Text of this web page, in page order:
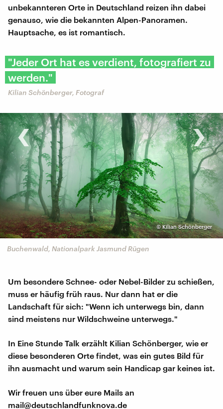
unbekannteren Orte in Deutschland reizen ihn dabei
genauso, wie die bekannten Alpen-Panoramen.
Hauptsache, es ist romantisch.
"Jeder Ort hat es verdient, fotografiert zu
werden."
Kilian Schönberger, Fotograf
©Kilian Schönberger
Buchenwald, Nationalpark Jasmund Rügen
‹ ›
Um besondere Schnee- oder Nebel-Bilder zu schießen,
muss er häufig früh raus. Nur dann hat er die
Landschaft für sich: "Wenn ich unterwegs bin, dann
sind meistens nur Wildschweine unterwegs."
In Eine Stunde Talk erzählt Kilian Schönberger, wie er
diese besonderen Orte findet, was ein gutes Bild für
ihn ausmacht und warum sein Handicap gar keines ist.
Wir freuen uns über eure Mails an
mail@deutschlandfunknova.de